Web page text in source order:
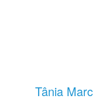
Tânia